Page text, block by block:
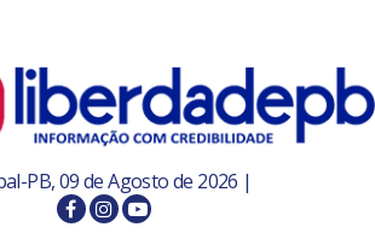
PB, 09 de Agosto de 2026 |